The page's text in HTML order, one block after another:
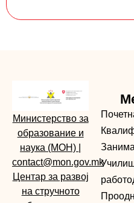
Министерство за
образование и
наука (МОН)
contact@mon.gov.mk
Центар за развој
на стручното